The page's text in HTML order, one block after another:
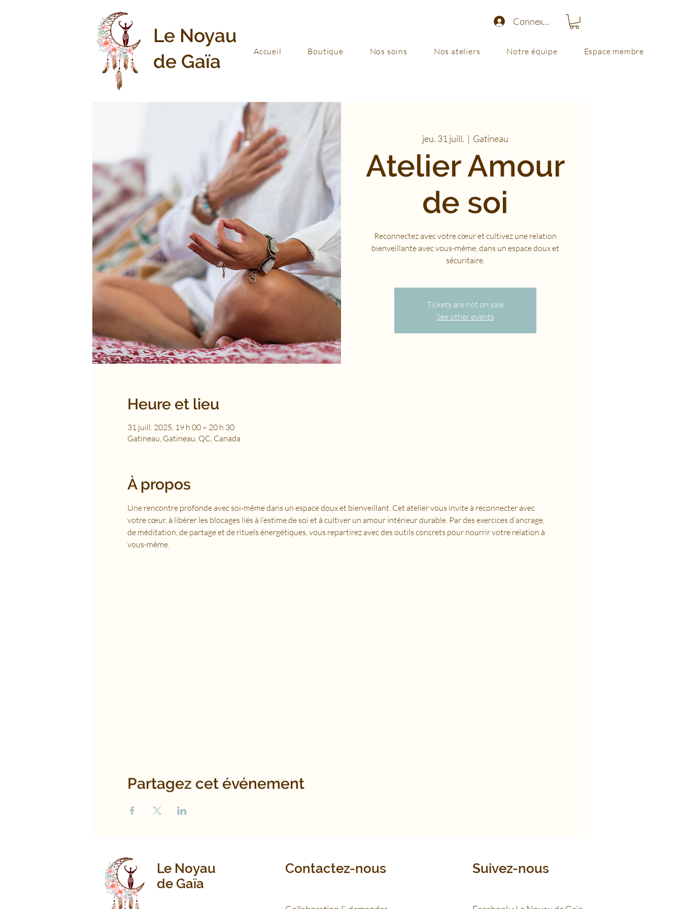
Le Noyau
de Gaïa
Accueil Boutique Nos soins Nos ateliers Notre équipe Espace membre
Connexion
jeu. 31 juill.
  |
Gatineau
Atelier Amour
de soi
Reconnectez avec votre cœur et cultivez une relation
bienveillante avec vous-même, dans un espace doux et
sécuritaire.
Tickets are not on sale
See other events
Heure et lieu
31 juill. 2025, 19 h 00 – 20 h 30
Gatineau, Gatineau, QC, Canada
À propos
Une rencontre profonde avec soi-même dans un espace doux et bienveillant. Cet atelier vous invite à reconnecter avec
votre cœur, à libérer les blocages liés à l’estime de soi et à cultiver un amour intérieur durable. Par des exercices d’ancrage,
de méditation, de partage et de rituels énergétiques, vous repartirez avec des outils concrets pour nourrir votre relation à
vous-même.
Partagez cet événement
Le Noyau
de Gaïa
Contactez-nous Suivez-nous